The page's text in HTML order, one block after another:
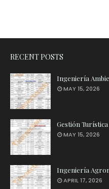
RECENT POSTS
Ingeniería
MAY 15, 2026
Gestión Turística
MAY 15, 2026
Ingeniería
APRIL 17, 2026